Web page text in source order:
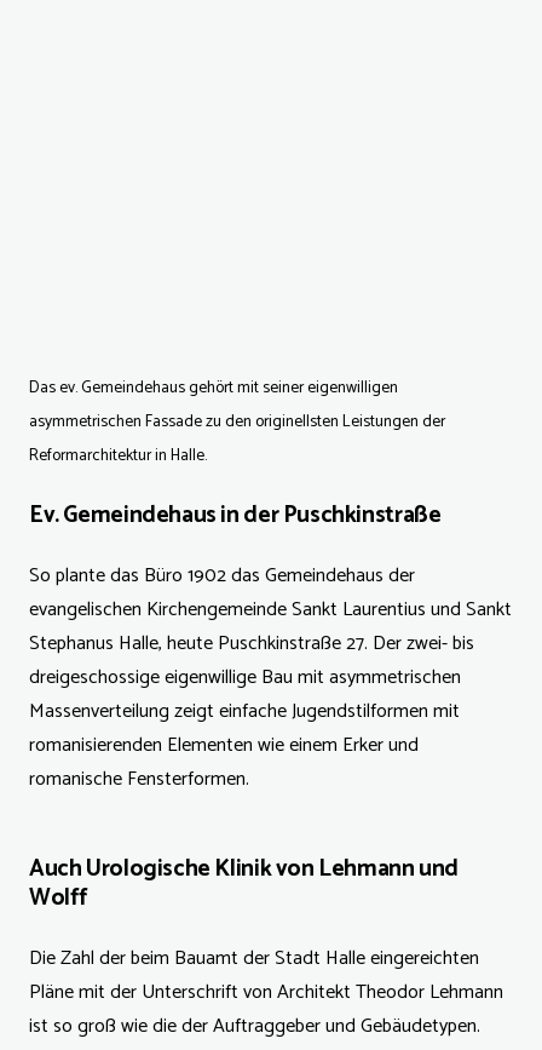
Das ev. Gemeindehaus gehört mit seiner eigenwilligen
asymmetrischen Fassade zu den originellsten Leistungen der
Reformarchitektur in Halle.
Ev. Gemeindehaus in der Puschkinstraße
So plante das Büro 1902 das Gemeindehaus der
evangelischen Kirchengemeinde Sankt Laurentius und Sankt
Stephanus Halle, heute Puschkinstraße 27. Der zwei- bis
dreigeschossige eigenwillige Bau mit asymmetrischen
Massenverteilung zeigt einfache Jugendstilformen mit
romanisierenden Elementen wie einem Erker und
romanische Fensterformen.
Auch Urologische Klinik von Lehmann und
Wolff
Die Zahl der beim Bauamt der Stadt Halle eingereichten
Pläne mit der Unterschrift von Architekt Theodor Lehmann
ist so groß wie die der Auftraggeber und Gebäudetypen.